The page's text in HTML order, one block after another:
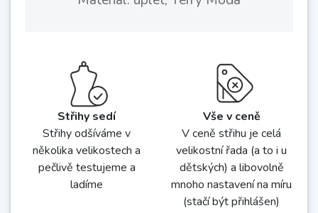
Střihy sedí
Střihy odšíváme v
několika velikostech a
pečlivě testujeme a
Vše v ceně
V ceně střihu je celá
velikostní řada (a to i u
dětských) a libovolně
mnoho nastavení na míru